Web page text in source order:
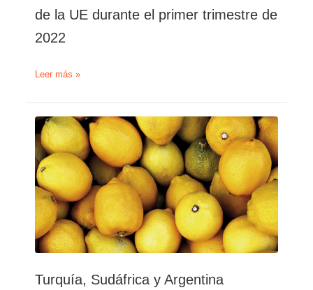
de la UE durante el primer trimestre de
2022
Turquía
ubicó
como
el
principal
proveedor
extracomunitario
de
cítricos
de
la
UE
durante
primer
Leer más »
Turquía, Sudáfrica y Argentina